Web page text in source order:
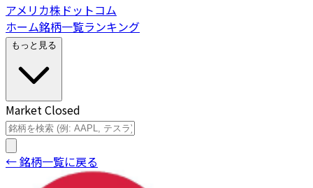
アメリカ株ドットコム
ホーム銘柄一覧ランキング
もっと見る
Market Closed
← 銘柄一覧に戻る